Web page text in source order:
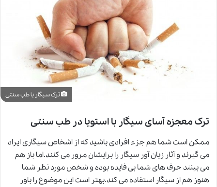
ترک سیگار با طب سنتی
ترک معجزه آسای سیگار با استویا در طب سنتی
ممکن است شما هم جزء افرادی باشید که از اشخاص سیگاری ایراد
می گیرند و آثار زیان آور سیگار را برایشان مرور می کنند.اما باز هم
می بینند حرف های شما بی فایده بوده و شخص مورد نظر شما
هنوز هم از سیگار استفاده می کند.بهتر است این موضوع را باور